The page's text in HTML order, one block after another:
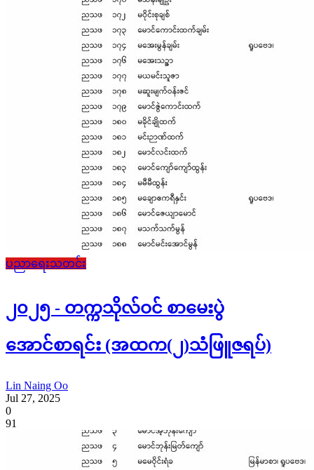
ပညာရေးသတင်း
၂၀၂၅ - တက္ကသိုလ်ဝင် စာမေးပွဲ
အောင်စာရင်း (အထက(၂)သံဖြူဇရပ်)
Lin Naing Oo
Jul 27, 2025
0
91